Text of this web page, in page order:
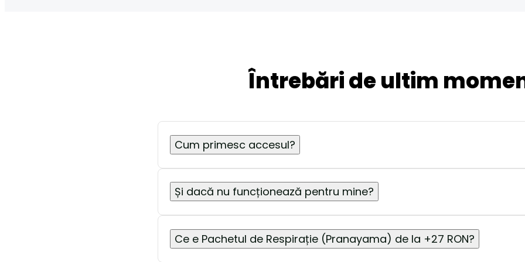
Întrebări de ultim
Cum primesc accesul?
Și dacă nu funcționează pentru mine?
Ce e Pachetul de Respirație (Pranayama) de la +27 RON?